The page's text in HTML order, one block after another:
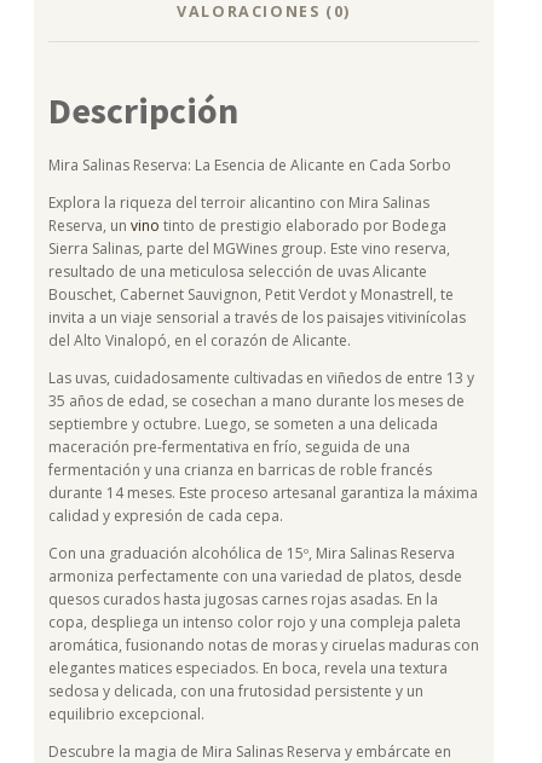
VALORACIONES (0)
Descripción
Mira Salinas Reserva: La Esencia de Alicante en Cada Sorbo
Explora la riqueza del terroir alicantino con Mira Salinas
Reserva, un vino tinto de prestigio elaborado por Bodega
Sierra Salinas, parte del MGWines group. Este vino reserva,
resultado de una meticulosa selección de uvas Alicante
Bouschet, Cabernet Sauvignon, Petit Verdot y Monastrell, te
invita a un viaje sensorial a través de los paisajes vitivinícolas
del Alto Vinalopó, en el corazón de Alicante.
Las uvas, cuidadosamente cultivadas en viñedos de entre 13 y
35 años de edad, se cosechan a mano durante los meses de
septiembre y octubre. Luego, se someten a una delicada
maceración pre-fermentativa en frío, seguida de una
fermentación y una crianza en barricas de roble francés
durante 14 meses. Este proceso artesanal garantiza la máxima
calidad y expresión de cada cepa.
Con una graduación alcohólica de 15º, Mira Salinas Reserva
armoniza perfectamente con una variedad de platos, desde
quesos curados hasta jugosas carnes rojas asadas. En la
copa, despliega un intenso color rojo y una compleja paleta
aromática, fusionando notas de moras y ciruelas maduras con
elegantes matices especiados. En boca, revela una textura
sedosa y delicada, con una frutosidad persistente y un
equilibrio excepcional.
Descubre la magia de Mira Salinas Reserva y embárcate en